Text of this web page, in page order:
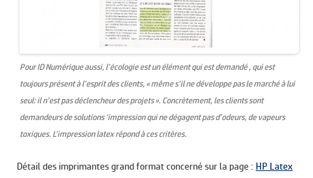
Pour ID Numérique aussi, l’écologie est un élément qui est demandé , qui est
toujours présent à l’esprit des clients, « même s’il ne développe pas le marché à lui
seul: il n’est pas déclencheur des projets ». Concrètement, les clients sont
demandeurs de solutions ‘impression qui ne dégagent pas d’odeurs, de vapeurs
toxiques. L’impression latex répond à ces critères.
Détail des imprimantes grand format concerné sur la page : HP Latex